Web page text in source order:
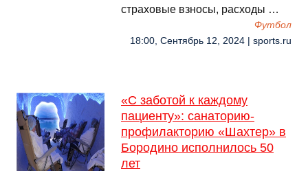
страховые взносы, расходы …
Футбол
18:00, Сентябрь 12, 2024 | sports.ru
«С заботой к каждому
пациенту»: санаторию-
профилакторию «Шахтер» в
Бородино исполнилось 50
лет